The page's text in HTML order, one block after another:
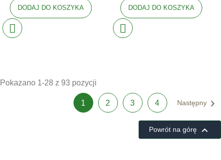
DODAJ DO KOSZYKA DODAJ DO KOSZYKA
Pokazano 1-28 z 93 pozycji
1 2 3 4 Następny 
Powrót na górę 